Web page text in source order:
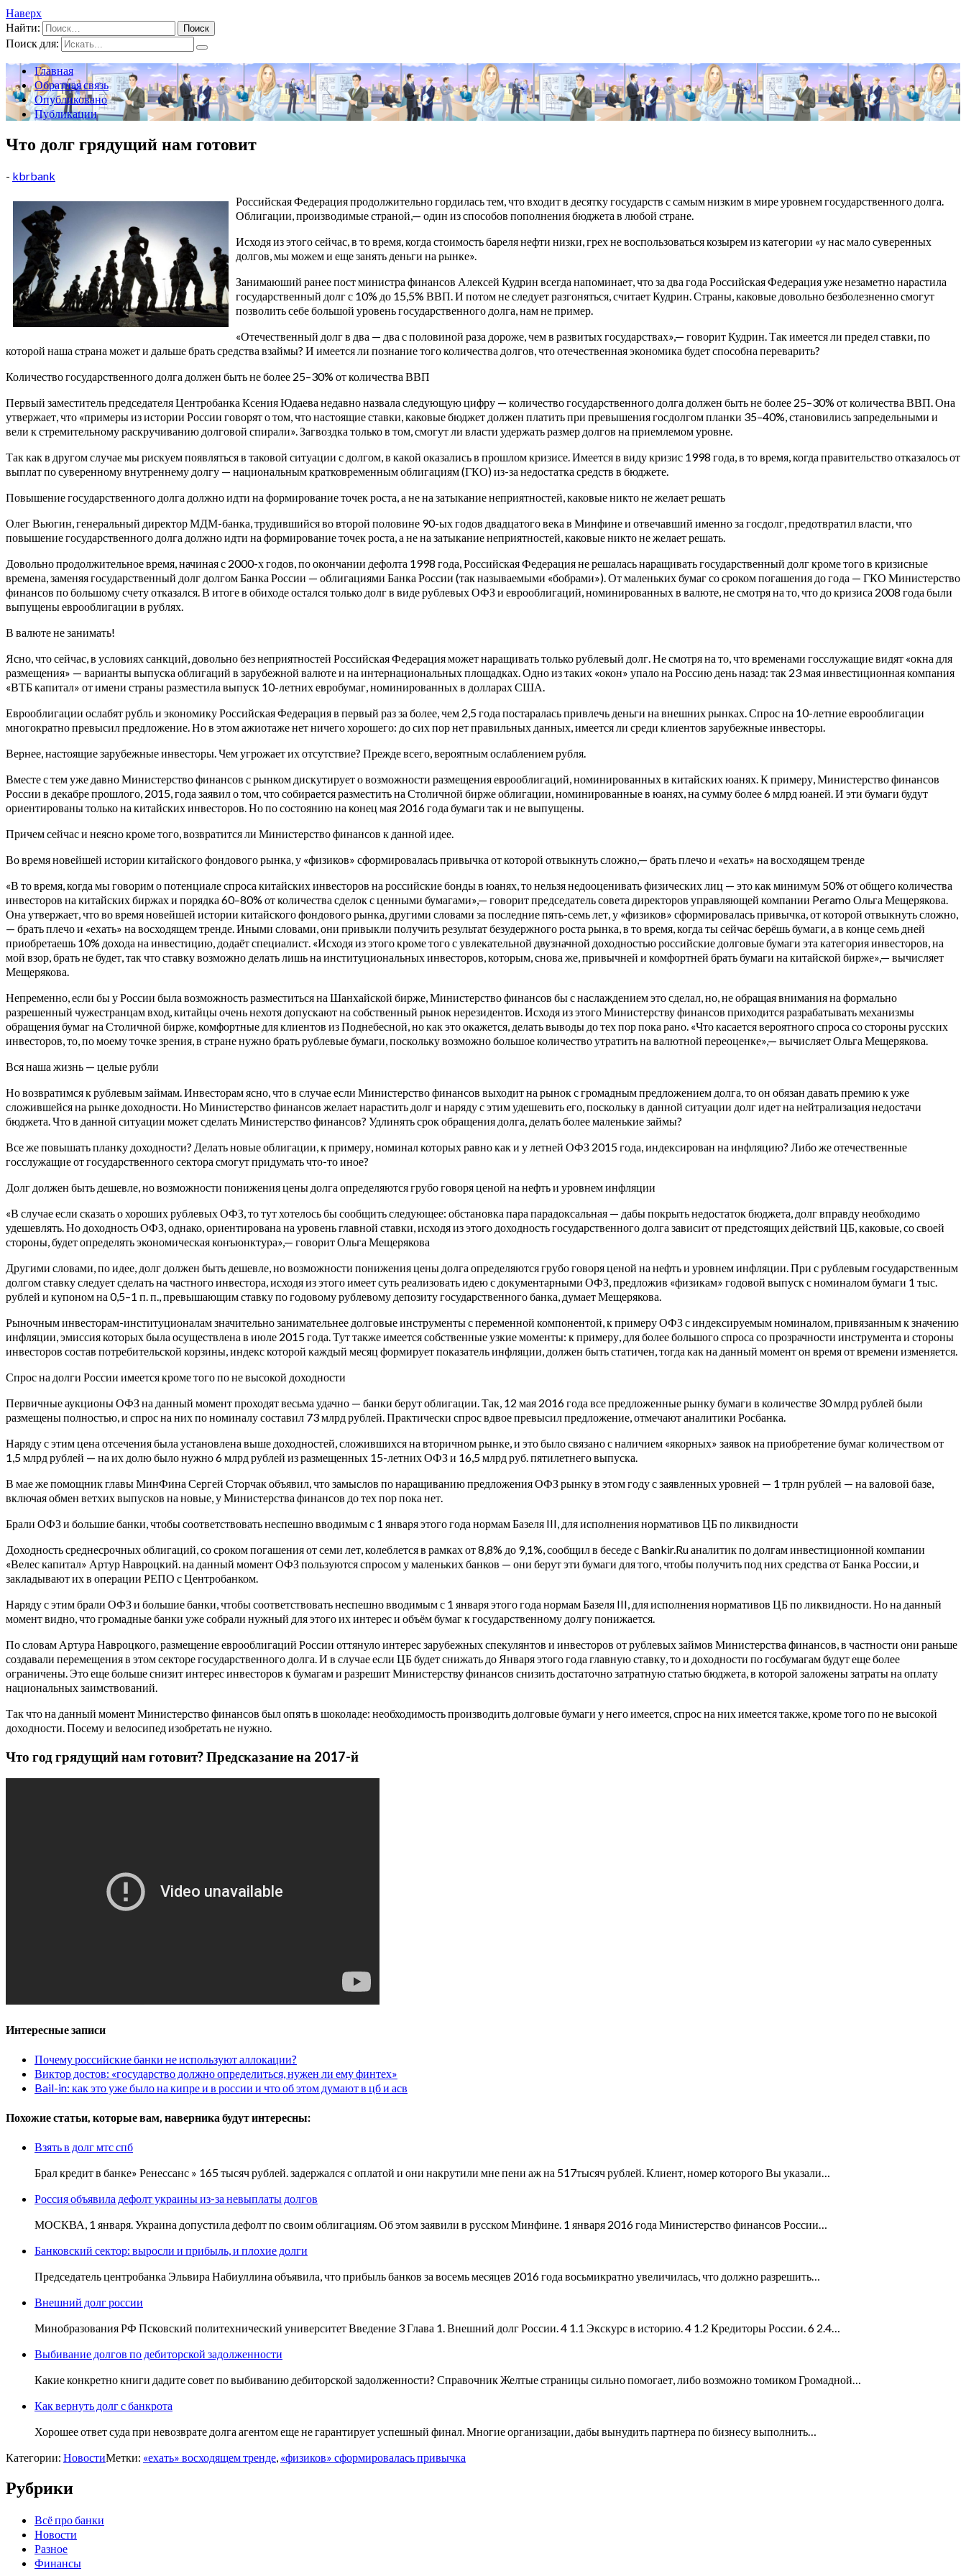
Наверх
Найти:
Поиск для:
Главная
Обратная связь
Опубликовано
Публикации
Что долг грядущий нам готовит
- kbrbank
Российская Федерация продолжительно гордилась тем, что входит в десятку государств с самым низким в мире уровнем государственного долга.
Облигации, производимые страной,— один из способов пополнения бюджета в любой стране.
Исходя из этого сейчас, в то время, когда стоимость бареля нефти низки, грех не воспользоваться козырем из категории «у нас мало суверенных
долгов, мы можем и еще занять деньги на рынке».
Занимаюший ранее пост министра финансов Алексей Кудрин всегда напоминает, что за два года Российская Федерация уже незаметно нарастила
государственный долг с 10% до 15,5% ВВП. И потом не следует разгоняться, считает Кудрин. Страны, каковые довольно безболезненно смогут
позволить себе большой уровень государственного долга, нам не пример.
«Отечественный долг в два — два с половиной раза дороже, чем в развитых государствах»,— говорит Кудрин. Так имеется ли предел ставки, по
которой наша страна может и дальше брать средства взаймы? И имеется ли познание того количества долгов, что отечественная экономика будет способна переварить?
Количество государственного долга должен быть не более 25–30% от количества ВВП
Первый заместитель председателя Центробанка Ксения Юдаева недавно назвала следующую цифру — количество государственного долга должен быть не более 25–30% от количества ВВП.Она
утвержает, что «примеры из истории России говорят о том, что настоящие ставки, каковые бюджет должен платить при превышения госдолгом планки 35–40%, становились запредельными и
вели к стремительному раскручиванию долговой спирали». Загвоздка только в том, смогут ли власти удержать размер долгов на приемлемом уровне.
Так как в другом случае мы рискуем появляться в таковой ситуации с долгом, в какой оказались в прошлом кризисе. Имеется в виду кризис 1998 года, в то время, когда правительство отказалось от
выплат по суверенному внутреннему долгу — национальным кратковременным облигациям (ГКО) из-за недостатка средств в бюджете.
Повышение государственного долга должно идти на формирование точек роста, а не на затыкание неприятностей, каковые никто не желает решать
Олег Вьюгин, генеральный директор МДМ-банка, трудившийся во второй половине 90-ых годов двадцатого века в Минфине и отвечавший именно за госдолг, предотвратил власти, что
повышение государственного долга должно идти на формирование точек роста, а не на затыкание неприятностей, каковые никто не желает решать.
Довольно продолжительное время, начиная с 2000-х годов, по окончании дефолта 1998 года, Российская Федерация не решалась наращивать государственный долг кроме того в кризисные
времена, заменяя государственный долг долгом Банка России — облигациями Банка России (так называемыми «бобрами»). От маленьких бумаг со сроком погашения до года — ГКО Министерство
финансов по большому счету отказался. В итоге в обиходе остался только долг в виде рублевых ОФЗ и еврооблигаций, номинированных в валюте, не смотря на то, что до кризиса 2008 года были
выпущены еврооблигации в рублях.
В валюте не занимать!
Ясно, что сейчас, в условиях санкций, довольно без неприятностей Российская Федерация может наращивать только рублевый долг. Не смотря на то, что временами госслужащие видят «окна для
размещения» — варианты выпуска облигаций в зарубежной валюте и на интернациональных площадках. Одно из таких «окон» упало на Россию день назад: так 23 мая инвестиционная компания
«ВТБ капитал» от имени страны разместила выпуск 10-летних евробумаг, номинированных в долларах США.
Еврооблигации ослабят рубль и экономику Российская Федерация в первый раз за более, чем 2,5 года постаралась привлечь деньги на внешних рынках. Спрос на 10-летние еврооблигации
многократно превысил предложение. Но в этом ажиотаже нет ничего хорошего: до сих пор нет правильных данных, имеется ли среди клиентов зарубежные инвесторы.
Вернее, настоящие зарубежные инвесторы. Чем угрожает их отсутствие? Прежде всего, вероятным ослаблением рубля.
Вместе с тем уже давно Министерство финансов с рынком дискутирует о возможности размещения еврооблигаций, номинированных в китайских юанях. К примеру, Министерство финансов
России в декабре прошлого, 2015, года заявил о том, что собирается разместить на Столичной бирже облигации, номинированные в юанях, на сумму более 6 млрд юаней. И эти бумаги будут
ориентированы только на китайских инвесторов. Но по состоянию на конец мая 2016 года бумаги так и не выпущены.
Причем сейчас и неясно кроме того, возвратится ли Министерство финансов к данной идее.
Во время новейшей истории китайского фондового рынка, у «физиков» сформировалась привычка от которой отвыкнуть сложно,— брать плечо и «ехать» на восходящем тренде
«В то время, когда мы говорим о потенциале спроса китайских инвесторов на российские бонды в юанях, то нельзя недооценивать физических лиц — это как минимум 50% от общего количества
инвесторов на китайских биржах и порядка 60–80% от количества сделок с ценными бумагами»,— говорит председатель совета директоров управляющей компании Peramo Ольга Мещерякова.
Она утвержает, что во время новейшей истории китайского фондового рынка, другими словами за последние пять-семь лет, у «физиков» сформировалась привычка, от которой отвыкнуть сложно,
— брать плечо и «ехать» на восходящем тренде. Иными словами, они привыкли получить результат безудержного роста рынка, в то время, когда ты сейчас берёшь бумаги, а в конце семь дней
приобретаешь 10% дохода на инвестицию, додаёт специалист. «Исходя из этого кроме того с увлекательной двузначной доходностью российские долговые бумаги эта категория инвесторов, на
мой взор, брать не будет, так что ставку возможно делать лишь на институциональных инвесторов, которым, снова же, привычней и комфортней брать бумаги на китайской бирже»,— вычисляет
Мещерякова.
Непременно, если бы у России была возможность разместиться на Шанхайской бирже, Министерство финансов бы с наслаждением это сделал, но, не обращая внимания на формально
разрешенный чужестранцам вход, китайцы очень нехотя допускают на собственный рынок нерезидентов. Исходя из этого Министерству финансов приходится разрабатывать механизмы
обращения бумаг на Столичной бирже, комфортные для клиентов из Поднебесной, но как это окажется, делать выводы до тех пор пока рано. «Что касается вероятного спроса со стороны русских
инвесторов, то, по моему точке зрения, в стране нужно брать рублевые бумаги, поскольку возможно большое количество утратить на валютной переоценке»,— вычисляет Ольга Мещерякова.
Вся наша жизнь — целые рубли
Но возвратимся к рублевым займам. Инвесторам ясно, что в случае если Министерство финансов выходит на рынок с громадным предложением долга, то он обязан давать премию к уже
сложившейся на рынке доходности. Но Министерство финансов желает нарастить долг и наряду с этим удешевить его, поскольку в данной ситуации долг идет на нейтрализация недостачи
бюджета. Что в данной ситуации может сделать Министерство финансов? Удлинять срок обращения долга, делать более маленькие займы?
Все же повышать планку доходности? Делать новые облигации, к примеру, номинал которых равно как и у летней ОФЗ 2015 года, индексирован на инфляцию? Либо же отечественные
госслужащие от государственного сектора смогут придумать что-то иное?
Долг должен быть дешевле, но возможности понижения цены долга определяются грубо говоря ценой на нефть и уровнем инфляции
«В случае если сказать о хороших рублевых ОФЗ, то тут хотелось бы сообщить следующее: обстановка пара парадоксальная — дабы покрыть недостаток бюджета, долг вправду необходимо
удешевлять. Но доходность ОФЗ, однако, ориентирована на уровень главной ставки, исходя из этого доходность государственного долга зависит от предстоящих действий ЦБ, каковые, со своей
стороны, будет определять экономическая конъюнктура»,— говорит Ольга Мещерякова
Другими словами, по идее, долг должен быть дешевле, но возможности понижения цены долга определяются грубо говоря ценой на нефть и уровнем инфляции. При с рублевым государственным
долгом ставку следует сделать на частного инвестора, исходя из этого имеет суть реализовать идею с документарными ОФЗ, предложив «физикам» годовой выпуск с номиналом бумаги 1 тыс.
рублей и купоном на 0,5–1 п. п., превышающим ставку по годовому рублевому депозиту государственного банка, думает Мещерякова.
Рыночным инвесторам-институционалам значительно занимательнее долговые инструменты с переменной компонентой, к примеру ОФЗ с индексируемым номиналом, привязанным к значению
инфляции, эмиссия которых была осуществлена в июле 2015 года. Тут также имеется собственные узкие моменты: к примеру, для более большого спроса со прозрачности инструмента и стороны
инвесторов состав потребительской корзины, индекс которой каждый месяц формирует показатель инфляции, должен быть статичен, тогда как на данный момент он время от времени изменяется.
Спрос на долги России имеется кроме того по не высокой доходности
Первичные аукционы ОФЗ на данный момент проходят весьма удачно — банки берут облигации. Так, 12 мая 2016 года все предложенные рынку бумаги в количестве 30 млрд рублей были
размещены полностью, и спрос на них по номиналу составил 73 млрд рублей. Практически спрос вдвое превысил предложение, отмечают аналитики Росбанка.
Наряду с этим цена отсечения была установлена выше доходностей, сложившихся на вторичном рынке, и это было связано с наличием «якорных» заявок на приобретение бумаг количеством от
1,5 млрд рублей — на их долю было нужно 6 млрд рублей из размещенных 15-летних ОФЗ и 16,5 млрд руб. пятилетнего выпуска.
В мае же помощник главы МинФина Сергей Сторчак объявил, что замыслов по наращиванию предложения ОФЗ рынку в этом году с заявленных уровней — 1 трлн рублей — на валовой базе,
включая обмен ветхих выпусков на новые, у Министерства финансов до тех пор пока нет.
Брали ОФЗ и большие банки, чтобы соответствовать неспешно вводимым с 1 января этого года нормам Базеля III, для исполнения нормативов ЦБ по ликвидности
Доходность среднесрочных облигаций, со сроком погашения от семи лет, колеблется в рамках от 8,8% до 9,1%, сообщил в беседе с Bankir.Ru аналитик по долгам инвестиционной компании
«Велес капитал» Артур Навроцкий. на данный момент ОФЗ пользуются спросом у маленьких банков — они берут эти бумаги для того, чтобы получить под них средства от Банка России, и
закладывают их в операции РЕПО с Центробанком.
Наряду с этим брали ОФЗ и большие банки, чтобы соответствовать неспешно вводимым с 1 января этого года нормам Базеля III, для исполнения нормативов ЦБ по ликвидности. Но на данный
момент видно, что громадные банки уже собрали нужный для этого их интерес и объём бумаг к государственному долгу понижается.
По словам Артура Навроцкого, размещение еврооблигаций России оттянуло интерес зарубежных спекулянтов и инвесторов от рублевых займов Министерства финансов, в частности они раньше
создавали перемещения в этом секторе государственного долга. И в случае если ЦБ будет снижать до Января этого года главную ставку, то и доходности по госбумагам будут еще более
ограничены. Это еще больше снизит интерес инвесторов к бумагам и разрешит Министерству финансов снизить достаточно затратную статью бюджета, в которой заложены затраты на оплату
национальных заимствований.
Так что на данный момент Министерство финансов был опять в шоколаде: необходимость производить долговые бумаги у него имеется, спрос на них имеется также, кроме того по не высокой
доходности. Посему и велосипед изобретать не нужно.
Что год грядущий нам готовит? Предсказание на 2017-й
Интересные записи
Почему российские банки не используют аллокации?
Виктор достов: «государство должно определиться, нужен ли ему финтех»
Bail-in: как это уже было на кипре и в россии и что об этом думают в цб и асв
Похожие статьи, которые вам, наверника будут интересны:
Взять в долг мтс спб
Брал кредит в банке» Ренессанс » 165 тысяч рублей. задержался с оплатой и они накрутили мне пени аж на 517тысяч рублей. Клиент, номер которого Вы указали…
Россия объявила дефолт украины из-за невыплаты долгов
МОСКВА, 1 января. Украина допустила дефолт по своим облигациям. Об этом заявили в русском Минфине. 1 января 2016 года Министерство финансов России…
Банковский сектор: выросли и прибыль, и плохие долги
Председатель центробанка Эльвира Набиуллина объявила, что прибыль банков за восемь месяцев 2016 года восьмикратно увеличилась, что должно разрешить…
Внешний долг россии
Минобразования РФ Псковский политехнический университет Введение 3 Глава 1. Внешний долг России. 4 1.1 Экскурс в историю. 4 1.2 Кредиторы России. 6 2.4…
Выбивание долгов по дебиторской задолженности
Какие конкретно книги дадите совет по выбиванию дебиторской задолженности? Справочник Желтые страницы сильно помогает, либо возможно томиком Громадной…
Как вернуть долг с банкрота
Хорошее ответ суда при невозврате долга агентом еще не гарантирует успешный финал. Многие организации, дабы вынудить партнера по бизнесу выполнить…
Категории: НовостиМетки: «ехать» восходящем тренде, «физиков» сформировалась привычка
Рубрики
Всё про банки
Новости
Разное
Финансы